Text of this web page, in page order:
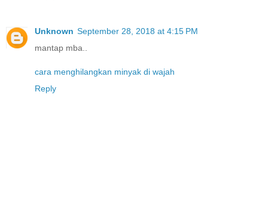
Unknown September 28, 2018 at 4:15 PM
mantap mba..
cara menghilangkan minyak di wajah
Reply